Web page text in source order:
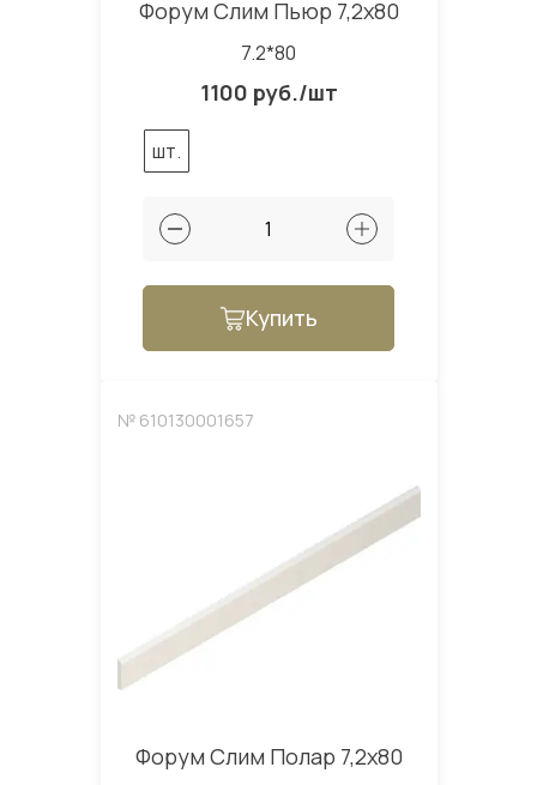
Форум Слим Пьюр 7,2x80
7.2*80
1100 руб./шт
шт.
Купить
№ 610130001657
Форум Слим Полар 7,2x80